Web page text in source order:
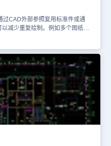
CAD外部参照复用标准件或通
减少重复绘制。例如多个图纸共
即可拆离。本文件是娱乐餐饮建
件绘制的商业大厦三层平面
图纸根据原始空间结构和招商
零售区、餐饮区、休闲区等。一般
或特色餐饮街区，便于集中排
浓郁的餐饮氛围，吸引顾客就
设施在CAD图纸上都有明确位置
一般设置在商场显眼位置，方便顾
重、速度等参数；货梯则主要用
看更多的CAD图纸资源，大家可
制图素材仅用于互相学习资